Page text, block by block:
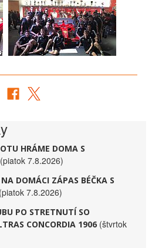
HRÁME DOMA S
(piatok 7.8.2026)
DOMÁCI ZÁPAS BÉČKA S
(piatok 7.8.2026)
PO STRETNUTÍ SO
CONCORDIA 1906 (štvrtok